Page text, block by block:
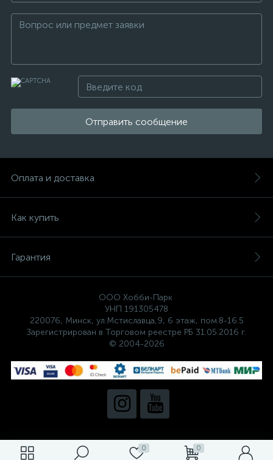
0 0
Отправить сообщение
Оплата и доставка
Как купить
Гарантия
ООО Хобби-Парк
УНП 191305478
220076, Минск, ул.Мстиславца,9, 6 этаж, пом.8-16.5
Зарегистрирован в Торговом реестре РБ 31.05.2016 г.
© 2004-2026